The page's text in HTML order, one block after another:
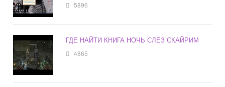
5896
ГДЕ НАЙТИ КНИГА НОЧЬ СЛЕЗ СКАЙРИМ
4865